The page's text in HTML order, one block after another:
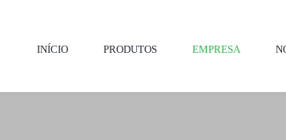
INÍCIO PRODUTOS EMPRESA